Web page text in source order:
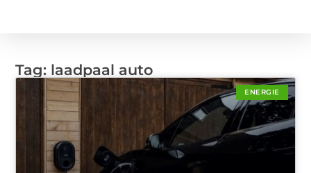
Tag: laadpaal auto
ENERGIE